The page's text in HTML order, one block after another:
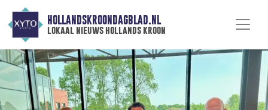
HOLLANDSKROONDAGBLAD.NL
lokaal nieuws hollands kroon